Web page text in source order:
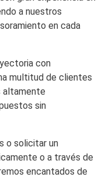
a nuestros
en cada
con
multitud de clientes
altamente
sin
o solicitar un
o a través de
encantados de